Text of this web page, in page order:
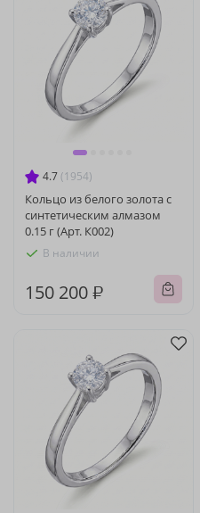
4.7 (1954)
Кольцо из белого золота с
синтетическим алмазом
0.15 г (Арт. К002)
В наличии
150 200 ₽